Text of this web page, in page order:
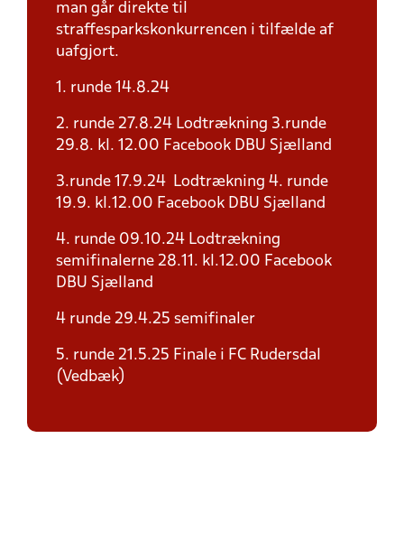
man går direkte til
straffesparkskonkurrencen i tilfælde af
uafgjort.
1. runde 14.8.24
2. runde 27.8.24 Lodtrækning 3.runde
29.8. kl. 12.00 Facebook DBU Sjælland
3.runde 17.9.24 Lodtrækning 4. runde
19.9. kl.12.00 Facebook DBU Sjælland
4. runde 09.10.24 Lodtrækning
semifinalerne 28.11. kl.12.00 Facebook
DBU Sjælland
4 runde 29.4.25 semifinaler
5. runde 21.5.25 Finale i FC Rudersdal
(Vedbæk)